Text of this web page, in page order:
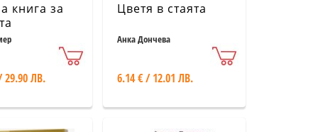
книга за
29.90 ЛВ.
Цветя в стаята
Анка Дончева
6.14 € / 12.01 ЛВ.